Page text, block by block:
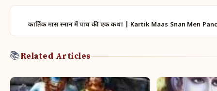
कार्तिक मास स्नान में पांच की एक कथा | Kartik Maas Snan Men
📚Related Articles